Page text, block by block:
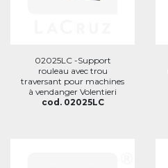
02025LC -Support
rouleau avec trou
traversant pour machines
à vendanger Volentieri
cod. 02025LC